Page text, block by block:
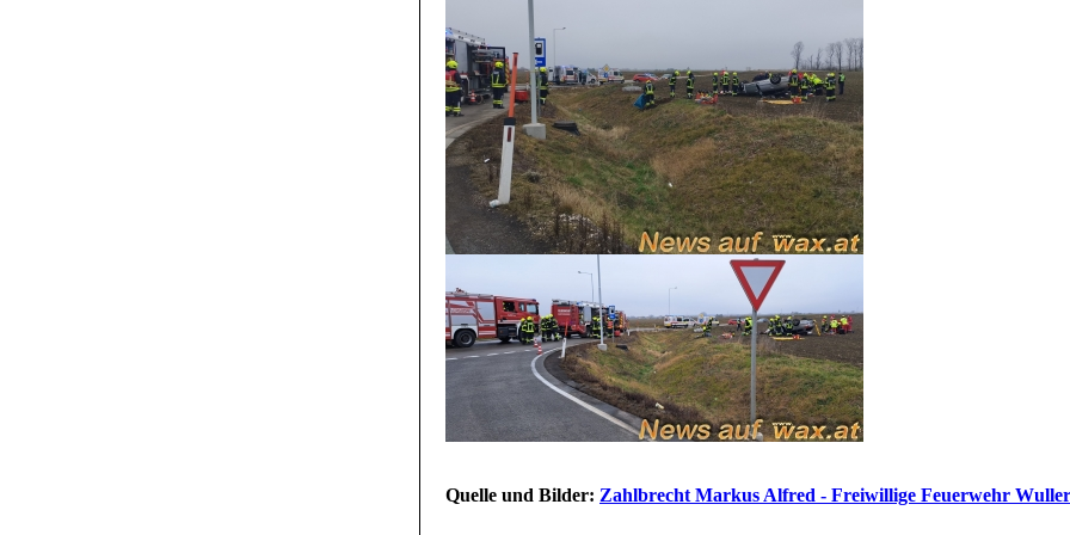
Quelle und Bilder: Zahlbrecht Markus Alfred - Freiwillige Feuerwehr